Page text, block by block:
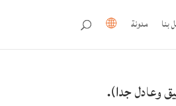
بنا مدونة
وعادل جدا).